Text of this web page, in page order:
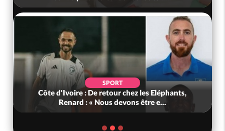
SPORT
Côte d'Ivoire : De retour chez les Eléphants,
Renard : « Nous devons être e...